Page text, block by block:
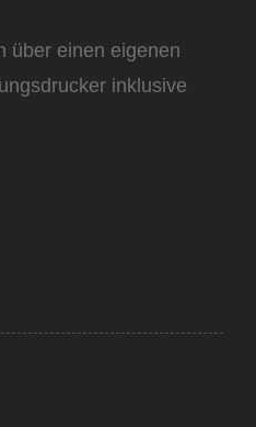
über einen eigenen
inklusive